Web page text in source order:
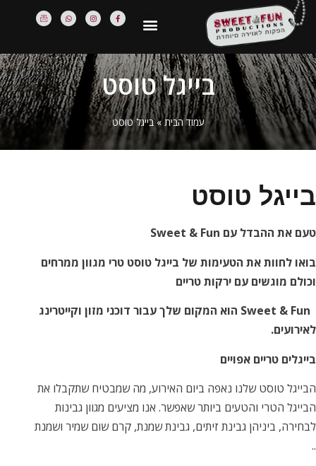
בייגל טוסט
עמוד הבית»בייגל טוסט
בייגל טוסט
טעם את ההבדל עם
בואו לחוות את הטעימות של בייגל טוסט טרי מגוון ממרחים
וכולם מוגשים עם ירקות טריים
Sweet & Fun הוא המקום שלך עבור דוכני מזון וקייטרינג
לאירועים.
בייגלים טריים אפויים
הבייגל טוסט שלנו נאפה ביום האירוע, מה שמבטיח שתקבלו את
הבייגל הטרי והטעים ביותר שאפשר. אנו מציעים מגוון גבינות
לבחירה, ביניהן גבינת זיתים, גבינת שמנת, קרם שום שמיר ושמנת
..